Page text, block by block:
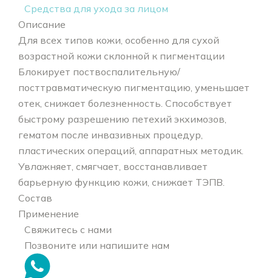
Средства для ухода за лицом
Описание
Для всех типов кожи, особенно для сухой
возрастной кожи склонной к пигментации
Блокирует поствоспалительную/
посттравматическую пигментацию, уменьшает
отек, снижает болезненность. Способствует
быстрому разрешению петехий экхимозов,
гематом после инвазивных процедур,
пластических операций, аппаратных методик.
Увлажняет, смягчает, восстанавливает
барьерную функцию кожи, снижает ТЭПВ.
Состав
Применение
Свяжитесь с нами
Позвоните или напишите нам